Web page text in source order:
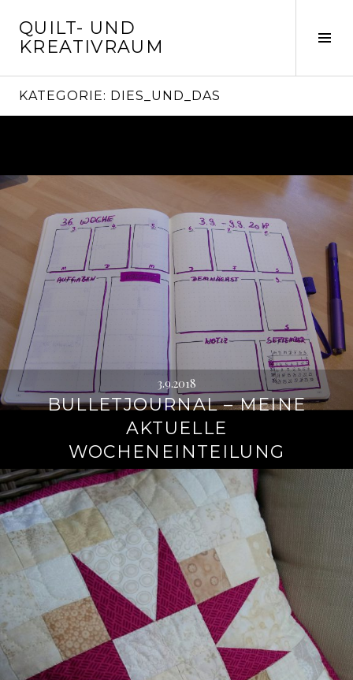
zum
Inhalt
QUILT- UND
KREATIVRAUM
KATEGORIE: DIES_UND_DAS
3.9.2018
BULLETJOURNAL – MEINE
AKTUELLE
WOCHENEINTEILUNG